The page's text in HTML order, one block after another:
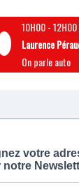
10H00-12H00
Laurence
On parle auto